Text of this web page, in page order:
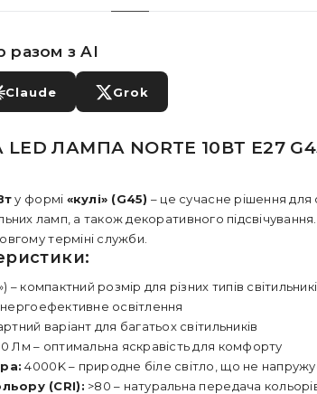
разом з AI
Claude Grok
ЛАМПА NORTE 10ВТ E27
у формі «кулі» (G45) – це сучасне рішення для
ламп, а також декоративного
терміні служби.
– компактний розмір для різних типів
освітлення
варіант для багатьох світильників
Лм – оптимальна яскравість для комфорту
4000K – природне біле світло, що не
(CRI): >80 – натуральна передача